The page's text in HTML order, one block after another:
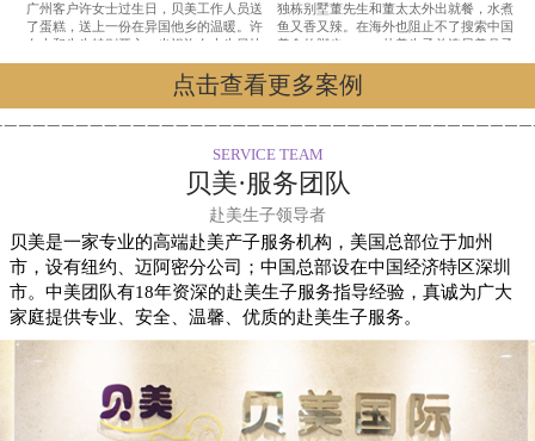
广州客户许女士过生日，贝美工作人员送
了蛋糕，送上一份在异国他乡的温暖。许
女士和先生特别开心，也祝许女士生日快
乐。——赴美生子首选贝美月子中心
独栋别墅董先生和董太太外出就餐，水煮
鱼又香又辣。在海外也阻止不了搜索中国
美食的脚步。——赴美生子首选贝美月子
中心
点击查看更多案例
SERVICE TEAM
贝美·服务团队
赴美生子领导者
贝美是一家专业的高端赴美产子服务机构，美国总部位于加州
市，设有纽约、迈阿密分公司；中国总部设在中国经济特区深圳
市。中美团队有18年资深的赴美生子服务指导经验，真诚为广大
家庭提供专业、安全、温馨、优质的赴美生子服务。